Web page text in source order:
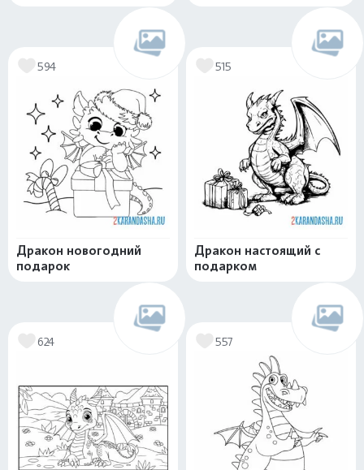
594
Дракон новогодний
подарок
515
Дракон настоящий с
подарком
624 557